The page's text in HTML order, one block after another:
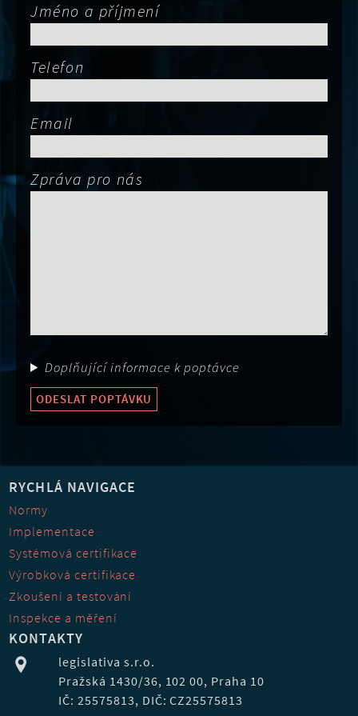
Jméno a příjmení
Telefon
Email
Zpráva pro nás
Doplňující informace k poptávce
ODESLAT POPTÁVKU
RYCHLÁ NAVIGACE
Normy
Implementace
Systémová certifikace
Výrobková certifikace
Zkoušení a testování
Inspekce a měření
KONTAKTY
legislativa s.r.o.
Pražská 1430/36, 102 00, Praha 10
IČ: 25575813, DIČ: CZ25575813